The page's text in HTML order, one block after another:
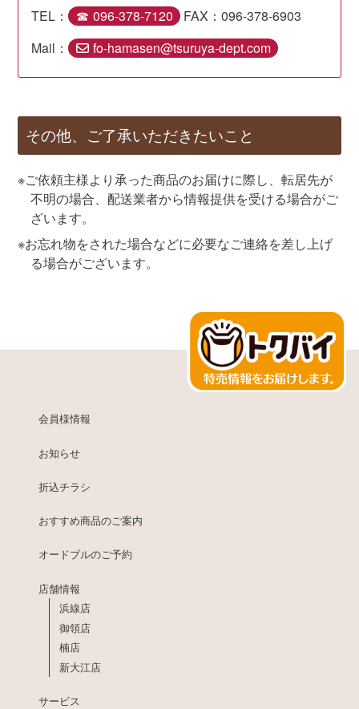
TEL：
096-378-7120
FAX：096-378-6903
Mail：
fo-hamasen@tsuruya-dept.com
その他、ご了承いただきたいこと
ご依頼主様より承った商品のお届けに際し、転居先が
不明の場合、配送業者から情報提供を受ける場合がご
ざいます。
お忘れ物をされた場合などに必要なご連絡を差し上げ
る場合がございます。
会員様情報
お知らせ
折込チラシ
おすすめ商品のご案内
オードブルのご予約
店舗情報
浜線店
御領店
楠店
新大江店
サービス